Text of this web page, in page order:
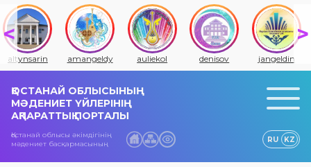
altynsarin amangeldy auliekol denisov jangeldin
ҚОСТАНАЙ ОБЛЫСЫНЫҢ
МӘДЕНИЕТ ҮЙЛЕРІНІҢ
АҚПАРАТТЫҚ ПОРТАЛЫ
Қостанай облысы әкімдігінің
мәдениет басқармасының
RU KZ